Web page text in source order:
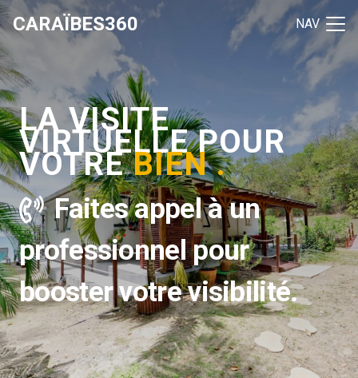
CARAÏBES360 NAV
LA VISITE
VIRTUELLEPOUR
VOTREBIEN .
Faites appel à un
professionnel pour
booster votre visibilité.